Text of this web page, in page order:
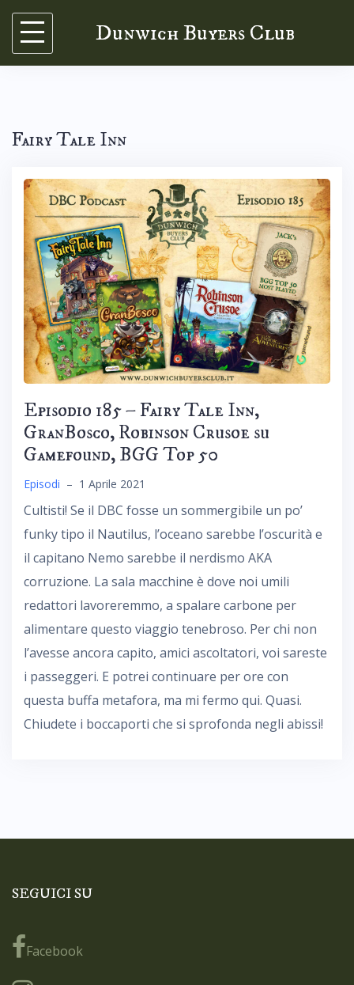
Skip
content
Dunwich Buyers Club
Fairy Tale Inn
Episodio 185 – Fairy Tale Inn,
GranBosco, Robinson Crusoe su
Gamefound, BGG Top 50
Episodi – 1 Aprile 2021
Cultisti! Se il DBC fosse un sommergibile un po’
funky tipo il Nautilus, l’oceano sarebbe l’oscurità e
il capitano Nemo sarebbe il nerdismo AKA
corruzione. La sala macchine è dove noi umili
redattori lavoreremmo, a spalare carbone per
alimentare questo viaggio tenebroso. Per chi non
l’avesse ancora capito, amici ascoltatori, voi sareste
i passeggeri. E potrei continuare per ore con
questa buffa metafora, ma mi fermo qui. Quasi.
Chiudete i boccaporti che si sprofonda negli abissi!
SEGUICI SU
Facebook